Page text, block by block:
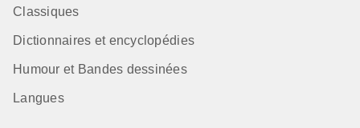
Classiques
Dictionnaires et encyclopédies
Humour et Bandes dessinées
Langues